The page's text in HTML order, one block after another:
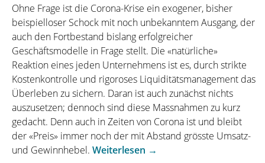
werden“
Ohne Frage ist die Corona-Krise ein exogener, bisher
beispielloser Schock mit noch unbekanntem Ausgang, der
auch den Fortbestand bislang erfolgreicher
Geschäftsmodelle in Frage stellt. Die «natürliche»
Reaktion eines jeden Unternehmens ist es, durch strikte
Kostenkontrolle und rigoroses Liquiditätsmanagement das
Überleben zu sichern. Daran ist auch zunächst nichts
auszusetzen; dennoch sind diese Massnahmen zu kurz
gedacht. Denn auch in Zeiten von Corona ist und bleibt
der «Preis» immer noch der mit Abstand grösste Umsatz-
und Gewinnhebel. Weiterlesen „«Pricing»
→